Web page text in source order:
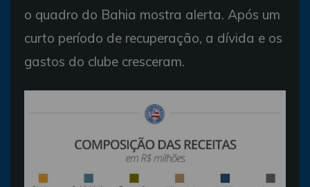
o quadro do Bahia mostra alerta. Após um
curto período de recuperação, a dívida e os
gastos do clube cresceram.